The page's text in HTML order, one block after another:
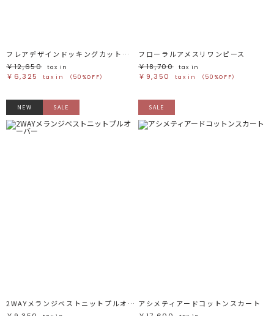
フレアデザインドッキングカットトップス
￥12,650
tax in
￥6,325 tax in （50%OFF）
フローラルアメスリワンピース
￥18,700
tax in
￥9,350 tax in （50%OFF）
NEW SALE
2WAYメランジベストニットプルオーバー
SALE
アシメティアードコットンスカート